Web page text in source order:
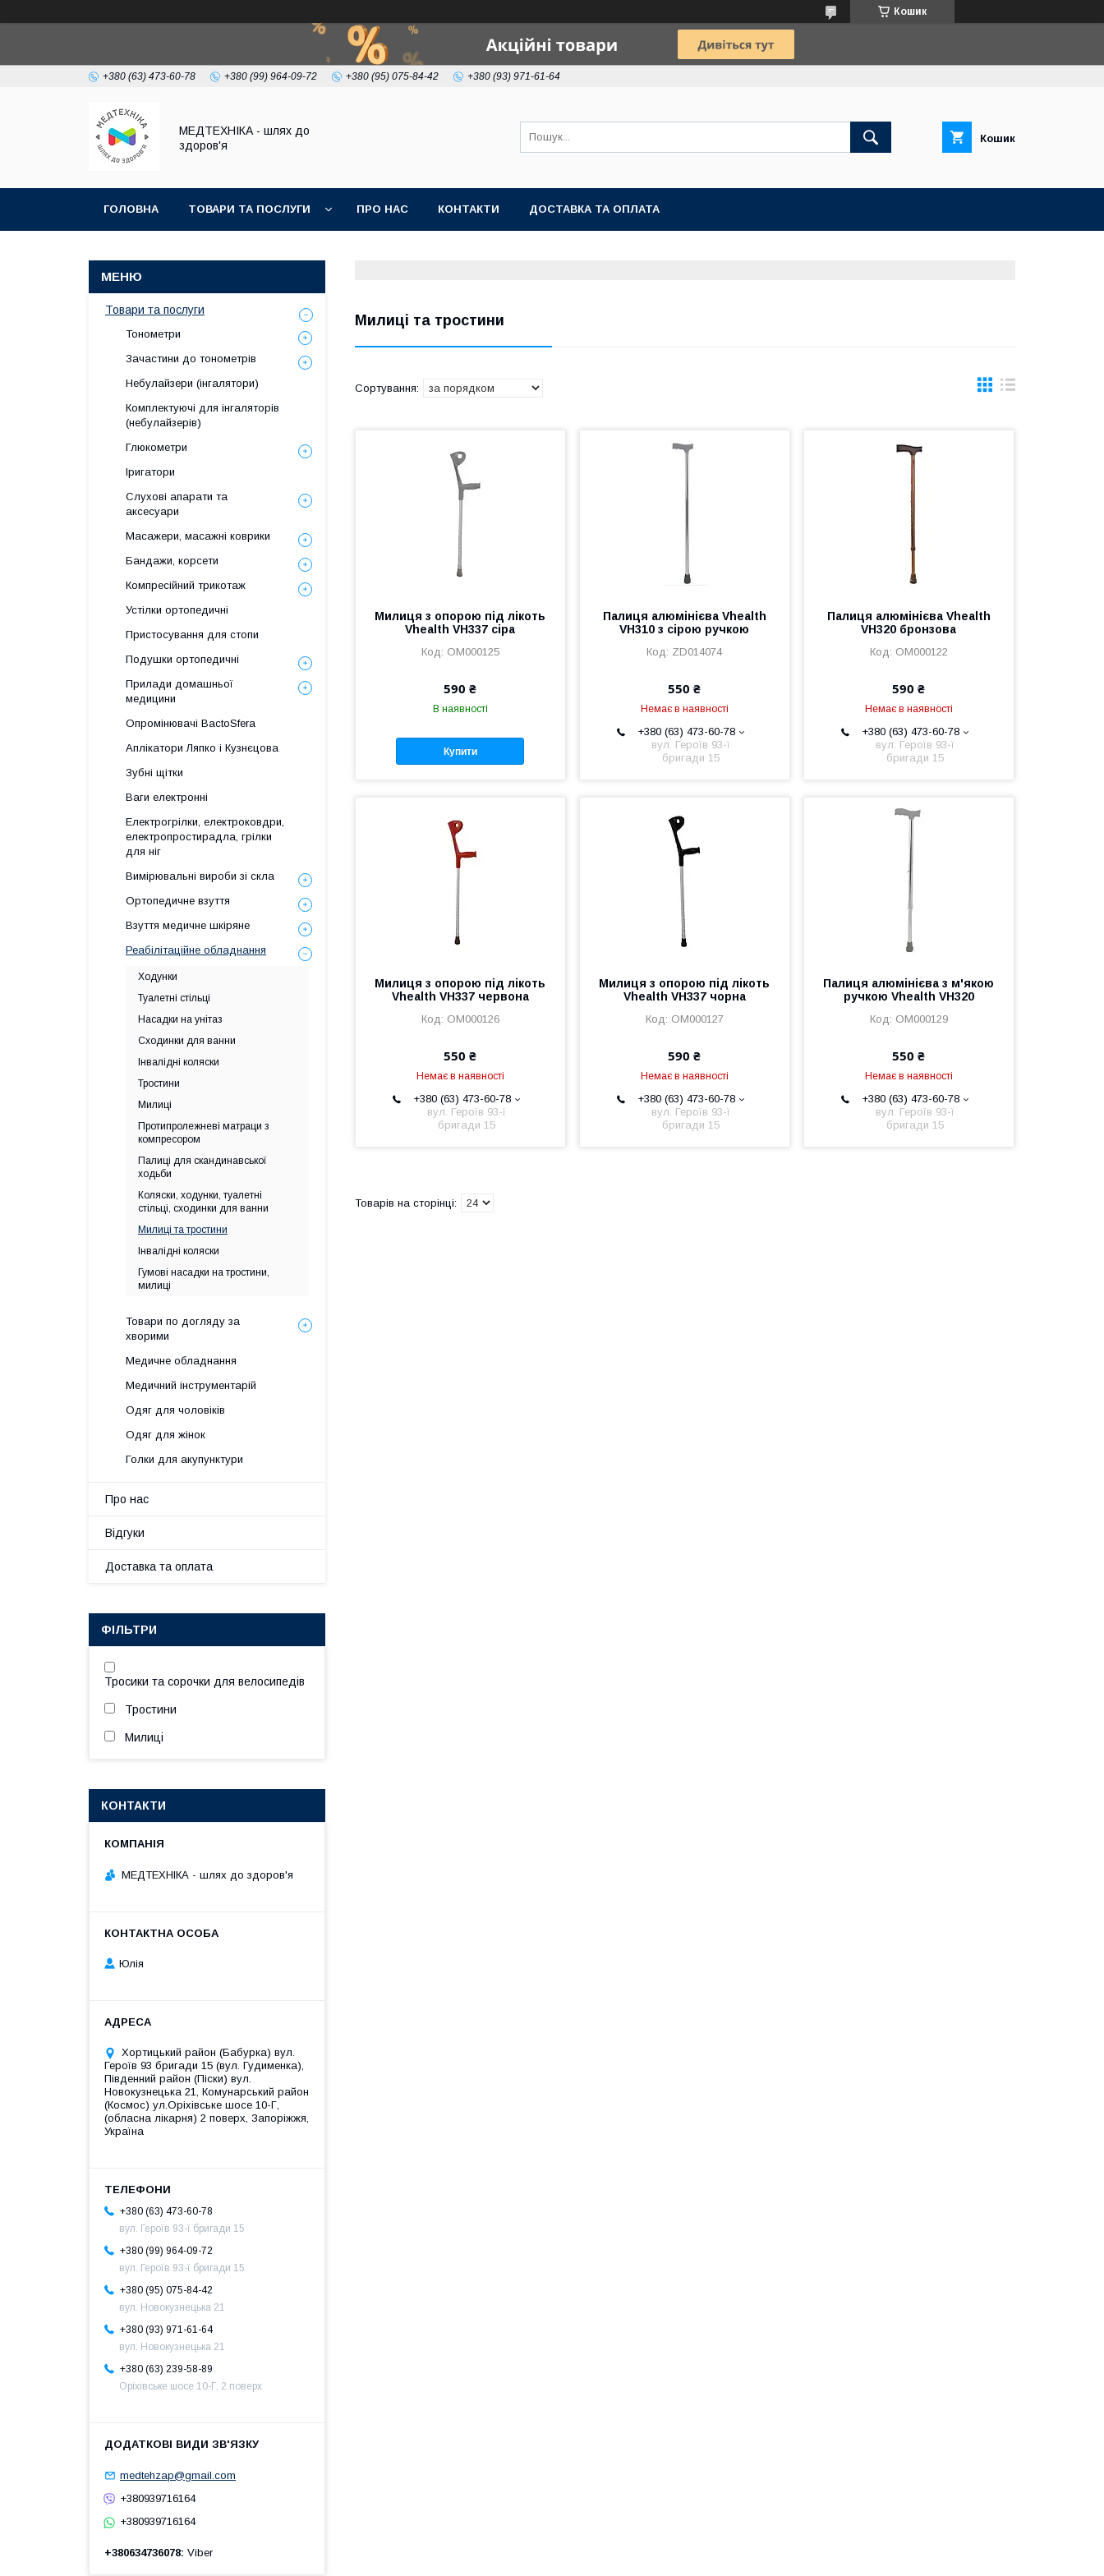
Кошик
+380 (63) 473-60-78 +380 (99) 964-09-72 +380 (95) 075-84-42 +380 (93) 971-61-64
МЕДТЕХНІКА - шлях до
здоров'я
Кошик
ГОЛОВНА ТОВАРИ ТА ПОСЛУГИ ПРО НАС КОНТАКТИ ДОСТАВКА ТА ОПЛАТА
Милиці та тростини
Милиця з опорою під лікоть
Vhealth VH337 сіра
ОМ000125
590 ₴
В наявності
Купити
Палиця алюмінієва Vhealth
VH310 з сірою ручкою
ZD014074
550 ₴
Немає в наявності
+380 (63) 473-60-78
вул. Героїв 93-ї
бригади 15
Палиця алюмінієва Vhealth
VH320 бронзова
ОМ000122
590 ₴
Немає в наявності
+380 (63) 473-60-78
вул. Героїв 93-ї
бригади 15
Милиця з опорою під лікоть
Vhealth VH337 червона
ОМ000126
550 ₴
Немає в наявності
+380 (63) 473-60-78
вул. Героїв 93-ї
бригади 15
Милиця з опорою під лікоть
Vhealth VH337 чорна
ОМ000127
590 ₴
Немає в наявності
+380 (63) 473-60-78
вул. Героїв 93-ї
бригади 15
Палиця алюмінієва з м'якою
ручкою Vhealth VH320
ОМ000129
550 ₴
Немає в наявності
+380 (63) 473-60-78
вул. Героїв 93-ї
бригади 15
Товари та послуги
Тонометри
Зачастини до тонометрів
Небулайзери (інгалятори)
Комплектуючі для інгаляторів
(небулайзерів)
Глюкометри
Іригатори
Слухові апарати та
аксесуари
Масажери, масажні коврики
Бандажи, корсети
Компресійний трикотаж
Устілки ортопедичні
Пристосування для стопи
Подушки ортопедичні
Прилади домашньої
медицини
Опромінювачі BactoSfera
Аплікатори Ляпко і Кузнєцова
Зубні щітки
Ваги електронні
Електрогрілки, електроковдри,
електропростирадла, грілки
для ніг
Вимірювальні вироби зі скла
Ортопедичне взуття
Взуття медичне шкіряне
Реабілітаційне обладнання
Ходунки
Туалетні стільці
Насадки на унітаз
Сходинки для ванни
Інвалідні коляски
Тростини
Милиці
Протипролежневі матраци з
компресором
Палиці для скандинавської
ходьби
Коляски, ходунки, туалетні
стільці, сходинки для ванни
Милиці та тростини
Інвалідні коляски
Гумові насадки на тростини,
милиці
Товари по догляду за
хворими
Медичне обладнання
Медичний інструментарій
Одяг для чоловіків
Одяг для жінок
Голки для акупунктури
Про нас
Відгуки
Доставка та оплата
ФІЛЬТРИ
Тросики та сорочки для велосипедів
Тростини
Милиці
КОНТАКТИ
МЕДТЕХНІКА - шлях до здоров'я
Юлія
Хортицький район (Бабурка) вул.
Героїв 93 бригади 15 (вул. Гудименка),
Південний район (Піски) вул.
Новокузнецька 21, Комунарський район
(Космос) ул.Оріхівське шосе 10-Г,
(обласна лікарня) 2 поверх, Запоріжжя,
Україна
+380 (63) 473-60-78
вул. Героїв 93-ї бригади 15
+380 (99) 964-09-72
вул. Героїв 93-ї бригади 15
+380 (95) 075-84-42
вул. Новокузнецька 21
+380 (93) 971-61-64
вул. Новокузнецька 21
+380 (63) 239-58-89
Оріхівське шосе 10-Г, 2 поверх
medtehzap@gmail.com
+380939716164
+380939716164
+380634736078 Viber